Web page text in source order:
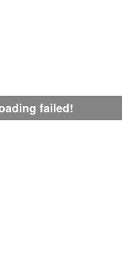
failed!